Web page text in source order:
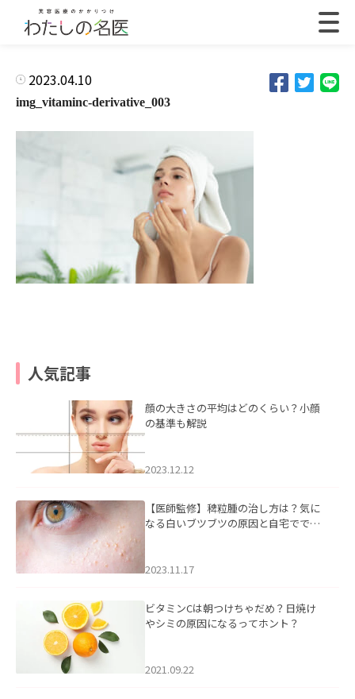
2023.04.10
img_vitaminc-derivative_003
人気記事
顔の大きさの平均はどのくらい？小顔
の基準も解説
2023.12.12
【医師監修】稗粒腫の治し方は？気に
なる白いブツブツの原因と自宅ででき
2023.11.17
ビタミンCは朝つけちゃだめ？日焼け
やシミの原因になるってホント？
2021.09.22